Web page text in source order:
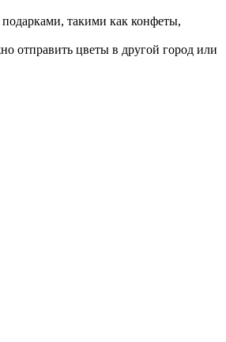
такими как конфеты,
отправить цветы в другой город или